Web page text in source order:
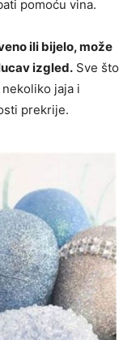
pomoću vina.
ili bijelo, može
izgled. Sve što
jaja i
prekrije.